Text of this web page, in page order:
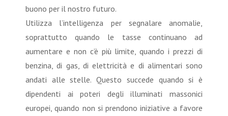
buono per il nostro futuro.
Utilizza l’intelligenza per segnalare anomalie,
soprattutto quando le tasse continuano ad
aumentare e non c’è più limite, quando i prezzi di
benzina, di gas, di elettricità e di alimentari sono
andati alle stelle. Questo succede quando si è
dipendenti ai poteri degli illuminati massonici
europei, quando non si prendono iniziative a favore